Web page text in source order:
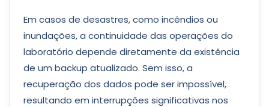
Em casos de desastres, como incêndios ou
inundações, a continuidade das operações do
laboratório depende diretamente da existência
de um backup atualizado. Sem isso, a
recuperação dos dados pode ser impossível,
resultando em interrupções significativas nos